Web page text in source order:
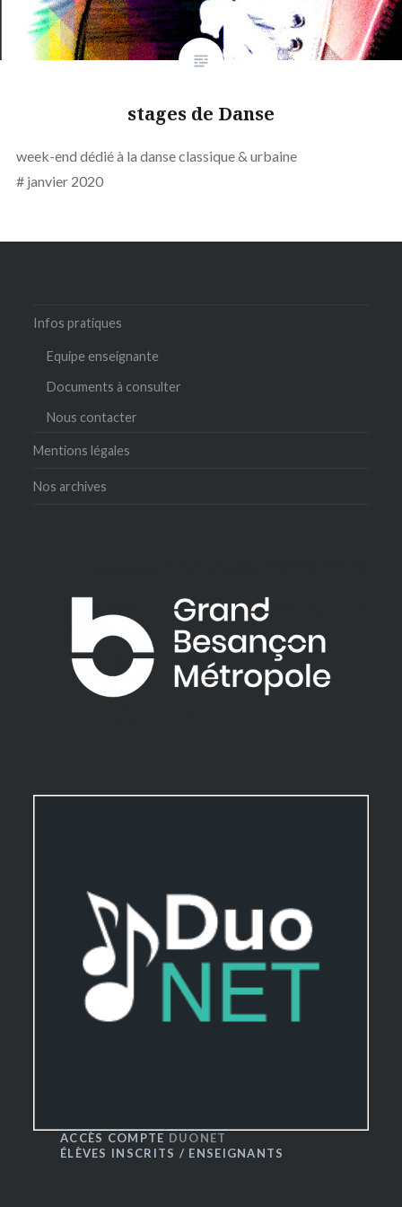
stages de Danse
week-end dédié à la danse classique & urbaine
# janvier 2020
Infos pratiques
Equipe enseignante
Documents à consulter
Nous contacter
Mentions légales
Nos archives
ACCÈS COMPTE DUONET
ÉLÈVES INSCRITS / ENSEIGNANTS